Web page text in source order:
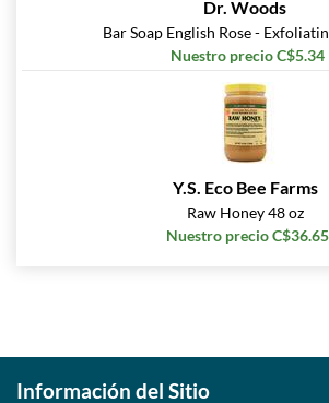
Dr. Woods
Bar Soap English Rose -
Nuestro precio C$5.34
Y.S. Eco Bee Farms
Raw Honey 48 oz
Nuestro precio C$36.65
Información del Sitio